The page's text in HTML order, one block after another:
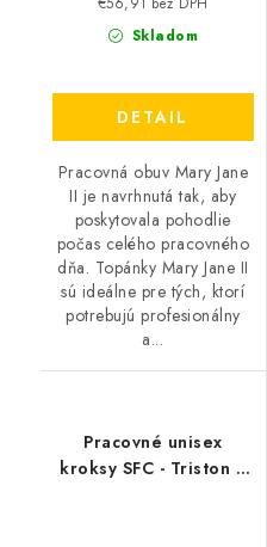
Skladom
€56,91 bez DPH
DETAIL
Pracovná obuv Mary Jane
II je navrhnutá tak, aby
poskytovala pohodlie
počas celého pracovného
dňa. Topánky Mary Jane II
sú ideálne pre tých, ktorí
potrebujú profesionálny
a...
Pracovné unisex
kroksy SFC - Triston II